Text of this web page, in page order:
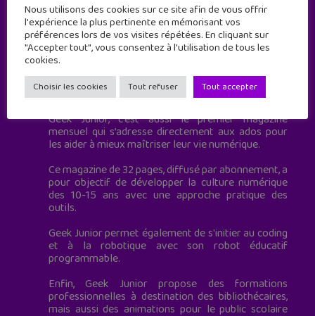
Geek Junior est le premier site de culture numérique
à destination des adolescents.
Geek Junior, c’est aussi le premier magazine
mensuel qui s’adresse directement aux ados pour
les aider à mieux maîtriser leur vie numérique.
Ce magazine de 32 pages, diffusé par abonnement, a
pour objectif de développer la culture numérique
des 10-15 ans avec une approche pratique des
outils.
Geek Junior permet également de s'initier au coding
et à la robotique avec son robot éducatif
programmable.
Enfin, Geek Junior propose des formations
professionnelles à destination des bibliothécaires,
mais aussi des animations pour le public scolaire
Nous utilisons des cookies sur ce site afin de vous offrir
l'expérience la plus pertinente en mémorisant vos
préférences lors de vos visites répétées. En cliquant sur
"Accepter tout", vous consentez à l'utilisation de tous les
cookies.
Choisir les cookies Tout refuser Tout accepter